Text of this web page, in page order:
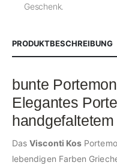
Geschenk.
PRODUKTBESCHREIBUNG
bunte
Elegantes
DasVisconti Kos
lebendigen Farben